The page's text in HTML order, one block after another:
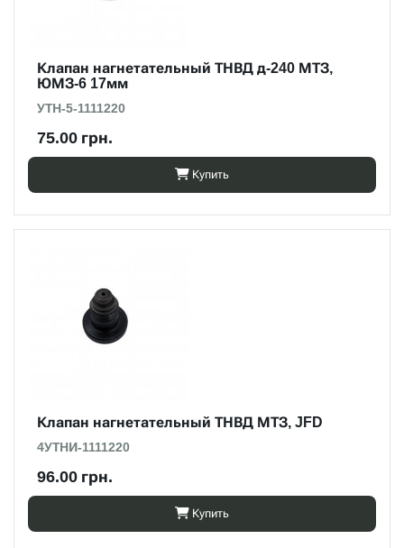
Клапан нагнетательный ТНВД д-240 МТЗ,
ЮМЗ-6 17мм
УТН-5-1111220
75.00 грн.
Купить
Клапан нагнетательный ТНВД МТЗ, JFD
4УТНИ-1111220
96.00 грн.
Купить